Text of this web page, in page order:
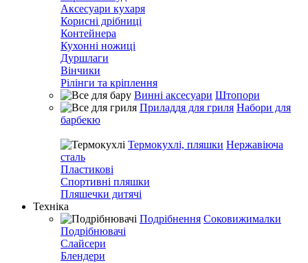
Аксесуари кухаря
Корисні дрібниці
Контейнера
Кухонні ножиці
Дуршлаги
Вінчики
Рілінги та кріплення
Винні аксесуари Штопори
Приладдя для гриля Набори для
барбекю
Термокухлі, пляшки Нержавіюча
сталь
Пластикові
Спортивні пляшки
Пляшечки дитячі
Техніка
Подрібнення Соковижималки
Подрібнювачі
Слайсери
Блендери